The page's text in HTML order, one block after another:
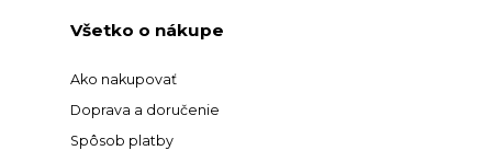
Všetko o nákupe
Ako nakupovať
Doprava a doručenie
Spôsob platby